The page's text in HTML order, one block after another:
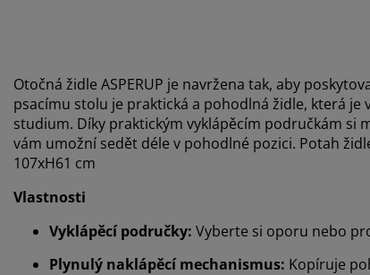
Otočná židle ASPERUP je navržena tak, aby
psacímu stolu je praktická a pohodlná židle, která
studium. Díky praktickým vyklápěcím područkám
vám umožní sedět déle v pohodlné pozici. Potah
107xH61 cm
Vlastnosti
Vyklápěcí područky: Vyberte si oporu nebo
Plynulý naklápěcí mechanismus: Kopíruje